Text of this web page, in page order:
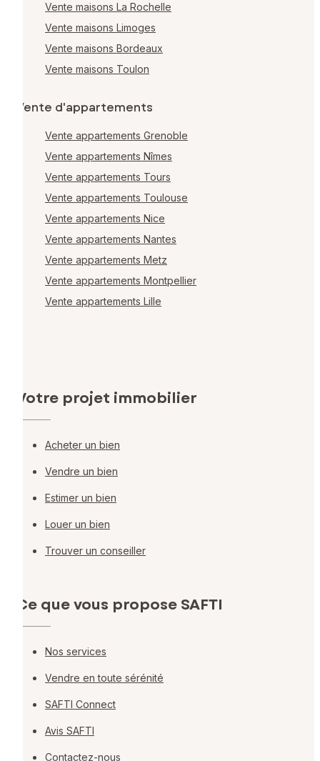
Vente maisons La Rochelle
Vente maisons Limoges
Vente maisons Bordeaux
Vente maisons Toulon
Vente d'appartements
Vente appartements Grenoble
Vente appartements Nîmes
Vente appartements Tours
Vente appartements Toulouse
Vente appartements Nice
Vente appartements Nantes
Vente appartements Metz
Vente appartements Montpellier
Vente appartements Lille
Votre projet immobilier
Acheter un bien
Vendre un bien
Estimer un bien
Louer un bien
Trouver un conseiller
Ce que vous propose SAFTI
Nos services
Vendre en toute sérénité
SAFTI Connect
Avis SAFTI
Contactez-nous